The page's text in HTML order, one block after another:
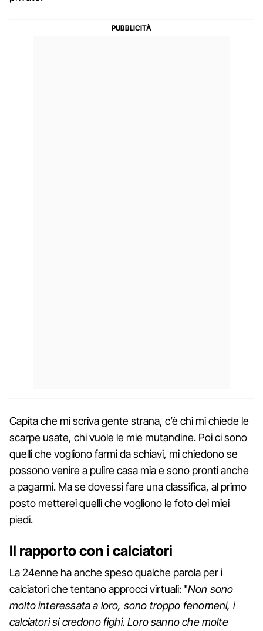
Capita che mi scriva gente strana, c’è chi mi chiede le
scarpe usate, chi vuole le mie mutandine. Poi ci sono
quelli che vogliono farmi da schiavi, mi chiedono se
possono venire a pulire casa mia e sono pronti anche
a pagarmi. Ma se dovessi fare una classifica, al primo
posto metterei quelli che vogliono le foto dei miei
piedi.
Il rapporto con i calciatori
La 24enne ha anche speso qualche parola per i
calciatori che tentano approcci virtuali: "Non sono
molto interessata a loro, sono troppo fenomeni, i
calciatori si credono fighi. Loro sanno che molte